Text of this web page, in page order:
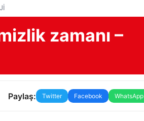
zamanı –
Paylaş: Twitter Facebook WhatsApp